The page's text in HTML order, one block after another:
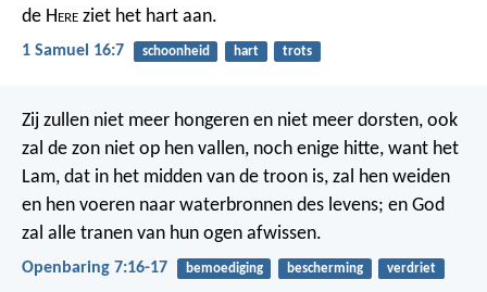
de Here ziet het hart aan.
1 Samuel 16:7 schoonheid hart trots
Zij zullen niet meer hongeren en niet meer dorsten, ook
zal de zon niet op hen vallen, noch enige hitte, want het
Lam, dat in het midden van de troon is, zal hen weiden
en hen voeren naar waterbronnen des levens; en God
zal alle tranen van hun ogen afwissen.
Openbaring 7:16-17 bemoediging bescherming verdriet